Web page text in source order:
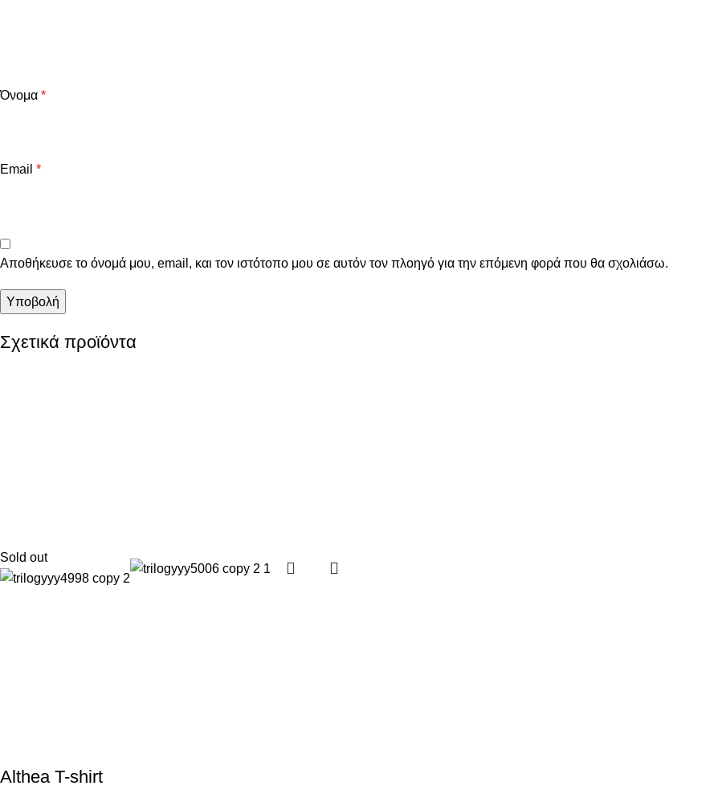
Όνομα *
Email *
Αποθήκευσε το όνομά μου, email, και τον ιστότοπο μου σε αυτόν τον πλοηγό για την επόμενη φορά που θα σχολιάσω.
Σχετικά προϊόντα
Sold out
Althea T-shirt